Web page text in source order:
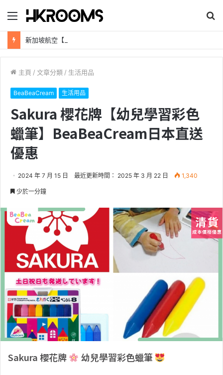
目
錄
尋
主頁 / 文章分類 / 生活用品
BeaBeaCream 生活用品
Sakura 櫻花牌【幼兒學習彩色
蠟筆】BeaBeaCream日本直送
優惠
2024 年 7 月 15 日 最近更新時間： 2025 年 3 月 22 日 1,340
少於一分鐘
Sakura 櫻花牌
幼兒學習彩色蠟筆